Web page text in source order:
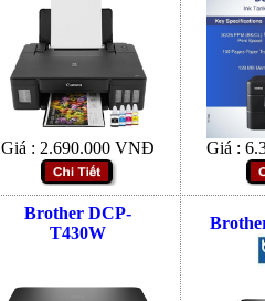
Giá : 2.690.000 VNĐ Giá :
Brother DCP-
T430W